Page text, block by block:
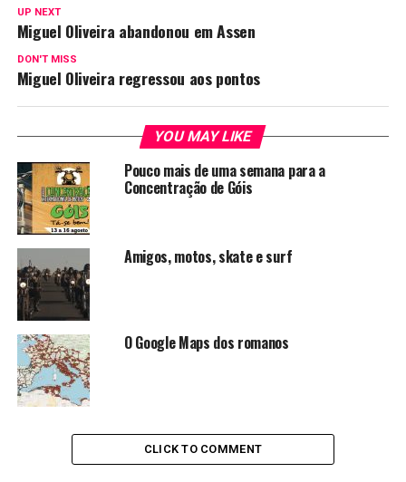
UP NEXT
Miguel Oliveira abandonou em Assen
DON'T MISS
Miguel Oliveira regressou aos pontos
YOU MAY LIKE
Pouco mais de uma semana para a
Concentração de Góis
Amigos, motos, skate e surf
O Google Maps dos romanos
CLICK TO COMMENT